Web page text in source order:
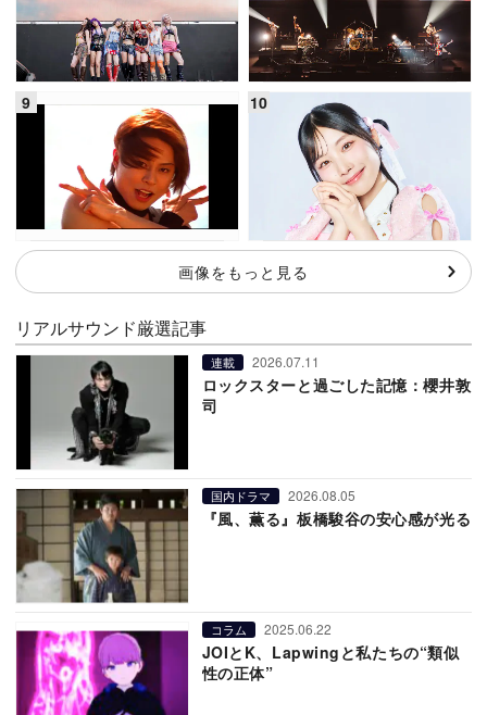
画像をもっと見る
リアルサウンド厳選記事
連載 2026.07.11
ロックスターと過ごした記憶：櫻井敦
司
国内ドラマ 2026.08.05
『風、薫る』板橋駿谷の安心感が光る
コラム 2025.06.22
JOIとK、Lapwingと私たちの“類似
性の正体”